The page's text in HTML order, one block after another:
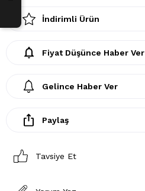
İndirimli Ürün
Fiyat Düşünce Haber Ver
Gelince Haber Ver
Paylaş
Tavsiye Et